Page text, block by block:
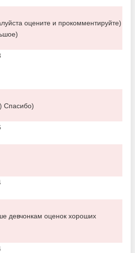
оцените и прокомментируйте)
Спасибо)
девчонкам оценок хороших